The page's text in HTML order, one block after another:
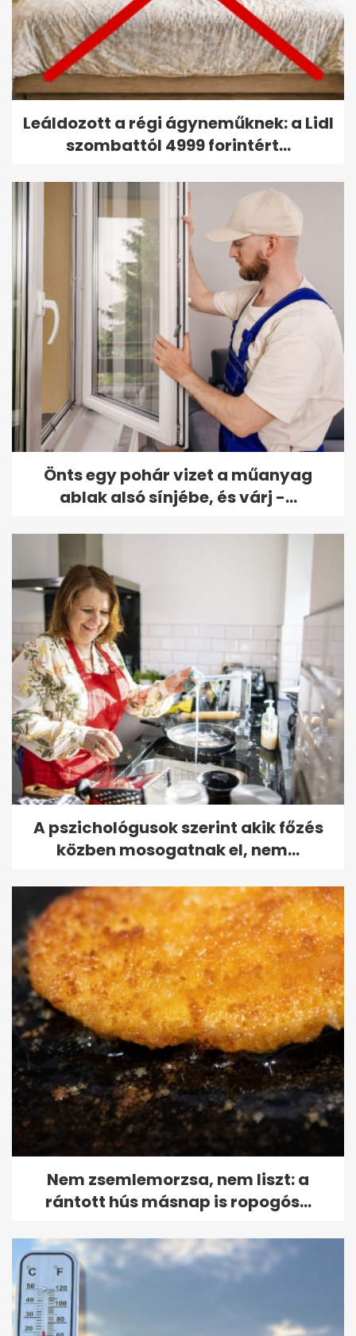
Leáldozott a régi ágyneműknek: a Lidl
szombattól 4999 forintért...
Önts egy pohár vizet a műanyag
ablak alsó sínjébe, és várj -...
A pszichológusok szerint akik főzés
közben mosogatnak el, nem...
Nem zsemlemorzsa, nem liszt: a
rántott hús másnap is ropogós...